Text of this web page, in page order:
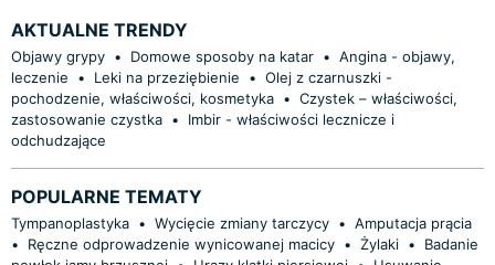
AKTUALNE TRENDY
Objawy grypy • Domowe sposoby na katar • Angina - objawy,
leczenie
• Leki na przeziębienie • Olej z czarnuszki -
pochodzenie, właściwości, kosmetyka • Czystek – właściwości,
zastosowanie czystka •
Imbir - właściwości lecznicze i
odchudzające
POPULARNE TEMATY
Tympanoplastyka • Wycięcie zmiany tarczycy • Amputacja prącia
•
Ręczne odprowadzenie wynicowanej macicy • Żylaki •
Badanie